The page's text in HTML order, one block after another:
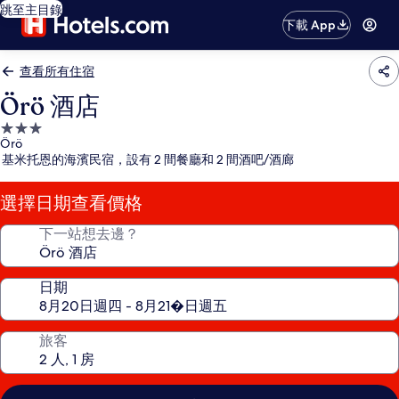
跳至主目錄
下載 App
查看所有住宿
Örö 酒店
3.0
星
級
住
宿
Örö
基米托恩的海濱民宿，設有 2 間餐廳和 2 間酒吧/酒廊
選擇日期查看價格
下一站想去邊？
日期
旅客